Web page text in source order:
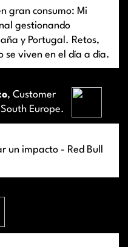
gran consumo: Mi
gestionando
y Portugal. Retos,
se viven en el día a día.
, Customer
Europe.
un impacto - Red Bull